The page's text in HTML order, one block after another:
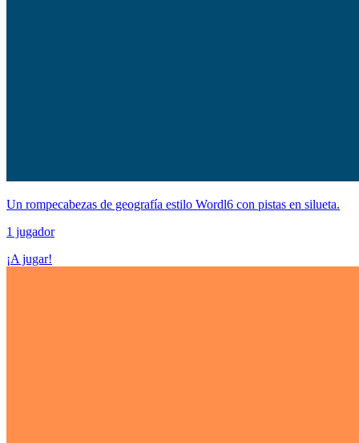
Un rompecabezas de geografía estilo Wordl6 con pistas en silueta.
1 jugador
¡A jugar!